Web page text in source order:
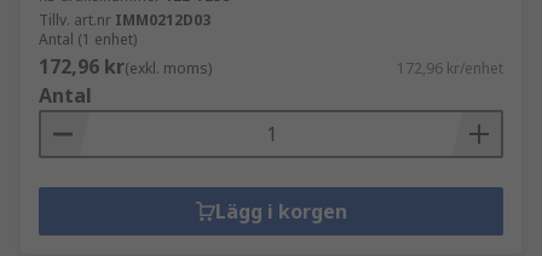
Tillv. art.nr IMM0212D03
Antal (1 enhet)
172,96 kr(exkl. moms) 172,96 kr/enhet
Antal
Lägg i korgen